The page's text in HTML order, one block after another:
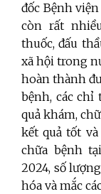
đốc Bệnh
còn rất
thuốc, đấu
xã hội trong
hoàn thành
bệnh, các chỉ
quả khám,
kết quả tốt
chữa bệnh
2024, số
hóa và mắc